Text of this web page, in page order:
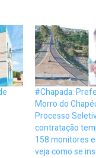
#Chapada:
Morro do
Processo
contratação
158 monitores
veja como se